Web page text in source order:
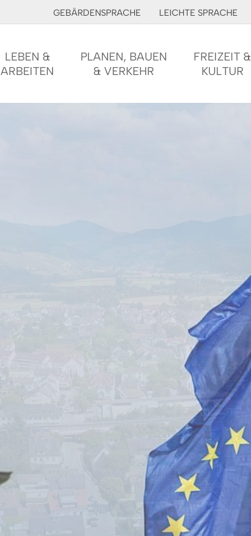
GEBÄRDENSPRACHE LEICHTE SPRACHE
LEBEN &
ARBEITEN
PLANEN, BAUEN
& VERKEHR
FREIZEIT &
KULTUR